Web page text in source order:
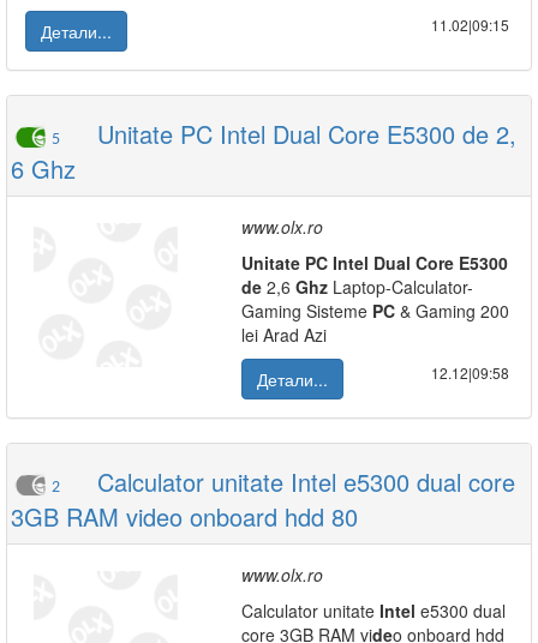
Детали...
11.02|09:15
5
Unitate PC Intel Dual Core E5300 de 2,
6 Ghz
www.olx.ro
Unitate PC Intel Dual Core E5300
de 2,6 Ghz Laptop-Calculator-
Gaming Sisteme PC & Gaming 200
lei Arad Azi
Детали...
12.12|09:58
2
Calculator unitate Intel e5300 dual core
3GB RAM video onboard hdd 80
www.olx.ro
Calculator unitate Intel e5300 dual
core 3GB RAM video onboard hdd